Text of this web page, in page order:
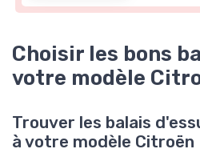
Choisir les bons
votre modèle
Trouver les balais
à votre modèle Citroën